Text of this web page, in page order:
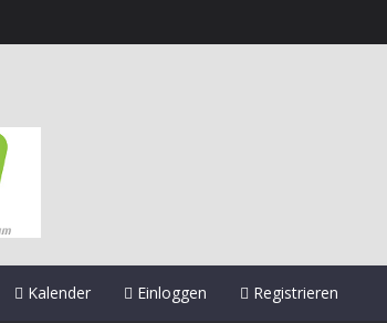
Kalender Einloggen Registrieren